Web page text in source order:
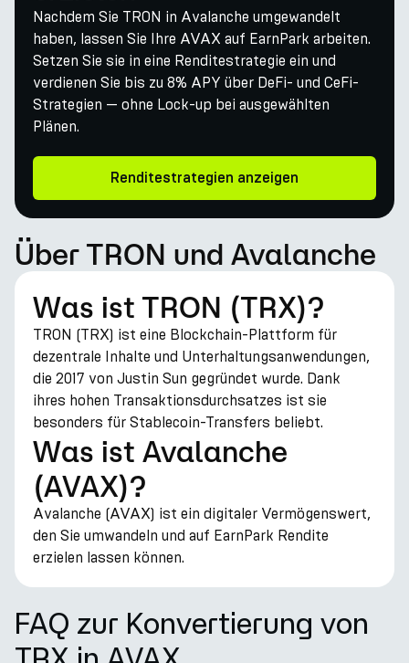
Nachdem Sie TRON in Avalanche umgewandelt
haben, lassen Sie Ihre AVAX auf EarnPark arbeiten.
Setzen Sie sie in eine Renditestrategie ein und
verdienen Sie bis zu 8% APY über DeFi- und CeFi-
Strategien — ohne Lock-up bei ausgewählten
Plänen.
Renditestrategien anzeigen
Über TRON und Avalanche
Was ist TRON (TRX)?
TRON (TRX) ist eine Blockchain-Plattform für
dezentrale Inhalte und Unterhaltungsanwendungen,
die 2017 von Justin Sun gegründet wurde. Dank
ihres hohen Transaktionsdurchsatzes ist sie
besonders für Stablecoin-Transfers beliebt.
Was ist Avalanche
(AVAX)?
Avalanche (AVAX) ist ein digitaler Vermögenswert,
den Sie umwandeln und auf EarnPark Rendite
erzielen lassen können.
FAQ zur Konvertierung von